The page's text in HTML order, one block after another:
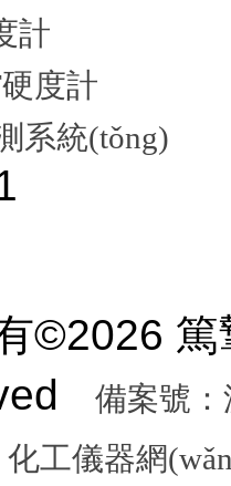
計
度計
系統(tǒng)
©2026
備案號：
化工儀器網